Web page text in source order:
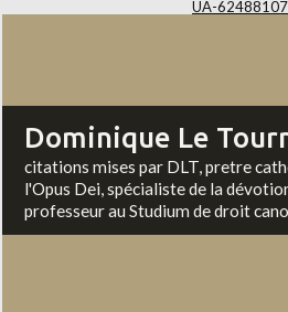
UA-
Dominique Le
citations mises par DLT, pretre
l'Opus Dei, spécialiste de la
professeur au Studium de droit